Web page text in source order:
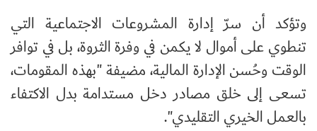
وتؤكد أن سرّ إدارة المشروعات الاجتماعية التي
تنطوي على أموال لا يكمن في وفرة الثروة، بل في توافر
الوقت وحُسن الإدارة المالية، مضيفة "بهذه المقومات،
تسعى إلى خلق مصادر دخل مستدامة بدل الاكتفاء
بالعمل الخيري التقليدي".